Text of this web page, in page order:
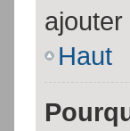
Haut